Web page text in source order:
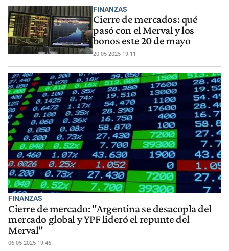
FINANZAS
Cierre de mercados: qué
pasó con el Merval y los
bonos este 20 de mayo
20-05-2025 19:11
FINANZAS
Cierre de mercado: "Argentina se desacopla del
mercado global y YPF lideró el repunte del
Merval"
06-05-2025 19:46